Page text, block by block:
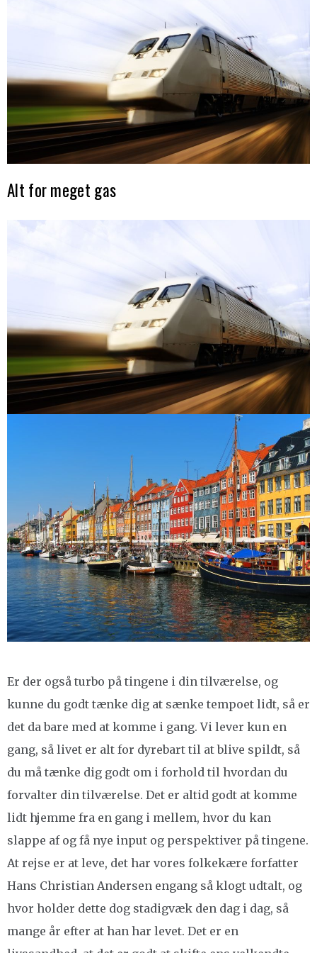
Alt for meget gas
Er der også turbo på tingene i din tilværelse, og
kunne du godt tænke dig at sænke tempoet lidt, så er
det da bare med at komme i gang. Vi lever kun en
gang, så livet er alt for dyrebart til at blive spildt, så
du må tænke dig godt om i forhold til hvordan du
forvalter din tilværelse. Det er altid godt at komme
lidt hjemme fra en gang i mellem, hvor du kan
slappe af og få nye input og perspektiver på tingene.
At rejse er at leve, det har vores folkekære forfatter
Hans Christian Andersen engang så klogt udtalt, og
hvor holder dette dog stadigvæk den dag i dag, så
mange år efter at han har levet. Det er en